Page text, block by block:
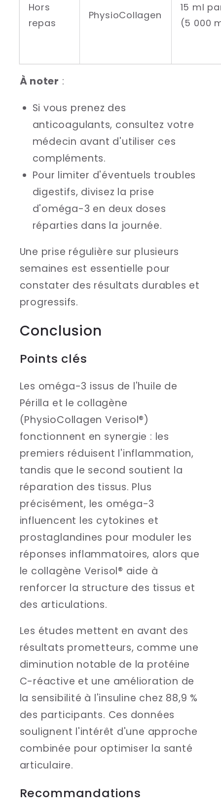
Hors
repas
PhysioCollagen
15 ml
(5 000
À noter :
Si vous prenez des
anticoagulants, consultez votre
médecin avant d'utiliser ces
compléments.
Pour limiter d'éventuels troubles
digestifs, divisez la prise
d'oméga-3 en deux doses
réparties dans la journée.
Une prise régulière sur plusieurs
semaines est essentielle pour
constater des résultats durables et
progressifs.
Conclusion
Points clés
Les oméga-3 issus de l'huile de
Périlla et le collagène
(PhysioCollagen Verisol®)
fonctionnent en synergie : les
premiers réduisent l'inflammation,
tandis que le second soutient la
réparation des tissus. Plus
précisément, les oméga-3
influencent les cytokines et
prostaglandines pour moduler les
réponses inflammatoires, alors que
le collagène Verisol® aide à
renforcer la structure des tissus et
des articulations.
Les études mettent en avant des
résultats prometteurs, comme une
diminution notable de la protéine
C-réactive et une amélioration de
la sensibilité à l'insuline chez 88,9 %
des participants. Ces données
soulignent l'intérêt d'une approche
combinée pour optimiser la santé
articulaire.
Recommandations